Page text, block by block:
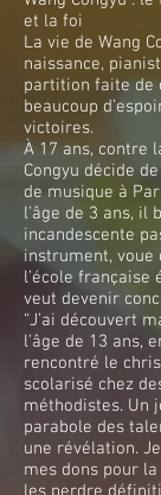
et la foi
La vie de Wang
naissance,
partition faite de
beaucoup
victoires.
À 17 ans, contre
Congyu décide
de musique à
l’âge de 3 ans, il
incandescente
instrument, voue
l’école française
veut devenir
“J’ai découvert
l’âge de 13 ans,
rencontré le
scolarisé chez
méthodistes. Un
parabole des
une révélation.
mes dons pour